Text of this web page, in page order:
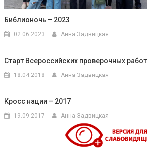
Библионочь – 2023
02.06.2023 Анна Задвицкая
Старт Всероссийских проверочных работ
18.04.2018 Анна Задвицкая
Кросс нации – 2017
19.09.2017 Анна Задвицкая